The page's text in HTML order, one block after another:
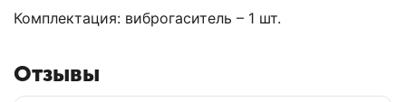
Комплектация: виброгаситель – 1 шт.
Отзывы